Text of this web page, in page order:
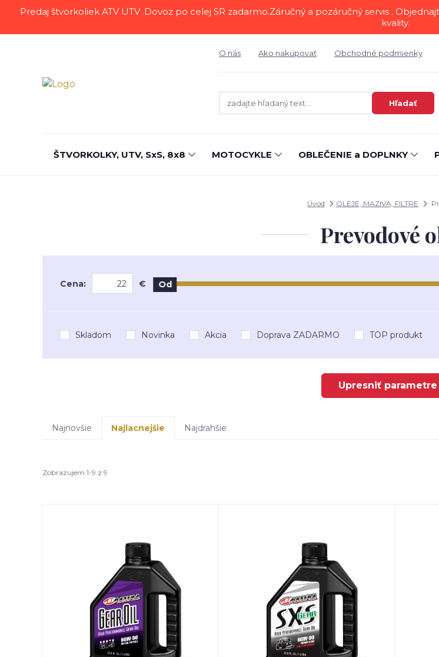
Predaj štvorkoliek ATV UTV .Dovoz po celej SR zadarmo.Záručný a pozáručný servis .
kvality.
O nás Ako nakupovať Obchodné podmienky
Hľadať
ŠTVORKOLKY, UTV, SxS, 8x8 MOTOCYKLE OBLEČENIE a DOPLNKY
Úvod OLEJE, MAZIVA, FILTRE
Prevodové
Upresniť parametre
Cena: € Od
Skladom Novinka Akcia Doprava ZADARMO TOP produkt
Najnovšie Najlacnejšie Najdrahšie
Zobrazujem 1-9 z 9